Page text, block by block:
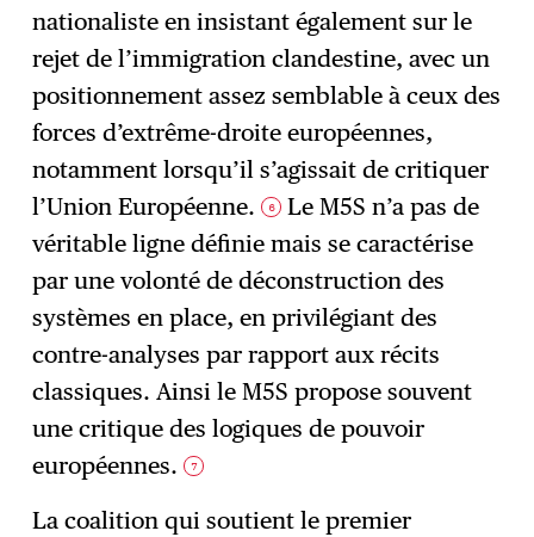
nationaliste en insistant également sur le
rejet de l’immigration clandestine, avec un
positionnement assez semblable à ceux des
forces d’extrême-droite européennes,
notamment lorsqu’il s’agissait de critiquer
l’Union Européenne. 6
Le M5S n’a pas de
véritable ligne définie mais se caractérise
par une volonté de déconstruction des
systèmes en place, en privilégiant des
contre-analyses par rapport aux récits
classiques. Ainsi le M5S propose souvent
une critique des logiques de pouvoir
européennes. 7
La coalition qui soutient le premier